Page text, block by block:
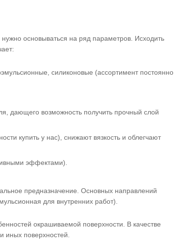
основываться на ряд параметров. Исходить
силиконовые (ассортимент постоянно
дающего возможность получить прочный слой
купить у нас), снижают вязкость и облегчают
эффектами).
предназначение. Основных направлений
для внутренних работ).
окрашиваемой поверхности. В качестве
иных поверхностей.